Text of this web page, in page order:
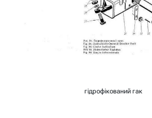
гідрофікований гак